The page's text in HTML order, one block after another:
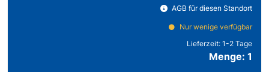
AGB für diesen Standort
Nur wenige verfügbar
Lieferzeit: 1-2 Tage
Menge: 1